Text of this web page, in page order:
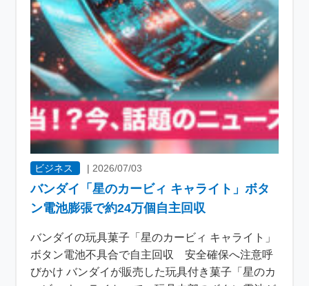
ビジネス | 2026/07/03
バンダイ「星のカービィ キャライト」ボタ
ン電池膨張で約24万個自主回収
バンダイの玩具菓子「星のカービィ キャライト」
ボタン電池不具合で自主回収 安全確保へ注意呼
びかけ バンダイが販売した玩具付き菓子「星のカ